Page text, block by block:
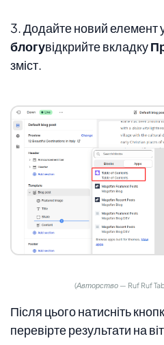
3. Додайте новий елемент
блогувідкрийте вкладку
зміст.
(Авторство — Ruf Ruf
Після цього натисніть
перевірте результати на